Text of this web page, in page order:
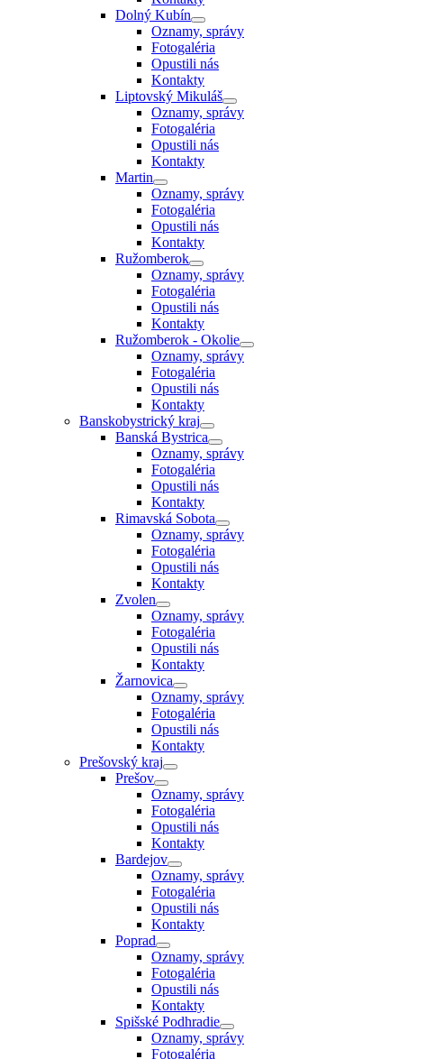
Dolný Kubín
Oznamy, správy
Fotogaléria
Opustili nás
Kontakty
Liptovský Mikuláš
Oznamy, správy
Fotogaléria
Opustili nás
Kontakty
Martin
Oznamy, správy
Fotogaléria
Opustili nás
Kontakty
Ružomberok
Oznamy, správy
Fotogaléria
Opustili nás
Kontakty
Ružomberok - Okolie
Oznamy, správy
Fotogaléria
Opustili nás
Kontakty
Banskobystrický kraj
Banská Bystrica
Oznamy, správy
Fotogaléria
Opustili nás
Kontakty
Rimavská Sobota
Oznamy, správy
Fotogaléria
Opustili nás
Kontakty
Zvolen
Oznamy, správy
Fotogaléria
Opustili nás
Kontakty
Žarnovica
Oznamy, správy
Fotogaléria
Opustili nás
Kontakty
Prešovský kraj
Prešov
Oznamy, správy
Fotogaléria
Opustili nás
Kontakty
Bardejov
Oznamy, správy
Fotogaléria
Opustili nás
Kontakty
Poprad
Oznamy, správy
Fotogaléria
Opustili nás
Kontakty
Spišské Podhradie
Oznamy, správy
Fotogaléria